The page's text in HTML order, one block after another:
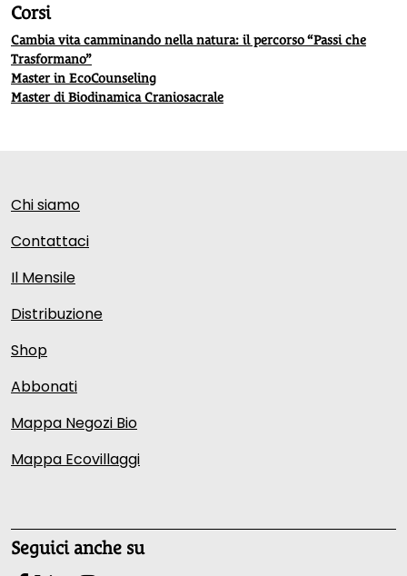
Corsi
Cambia vita camminando nella natura: il percorso “Passi che
Trasformano”
Master in EcoCounseling
Master di Biodinamica Craniosacrale
Chi siamo
Contattaci
Il Mensile
Distribuzione
Shop
Abbonati
Mappa Negozi Bio
Mappa Ecovillaggi
Seguici anche su